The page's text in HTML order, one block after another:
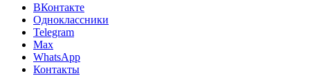
ВКонтакте
Одноклассники
Telegram
Max
WhatsApp
Контакты